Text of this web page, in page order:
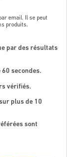
email. Il se peut
produits.
par des résultats
secondes.
vérifiés.
plus de 10
sont